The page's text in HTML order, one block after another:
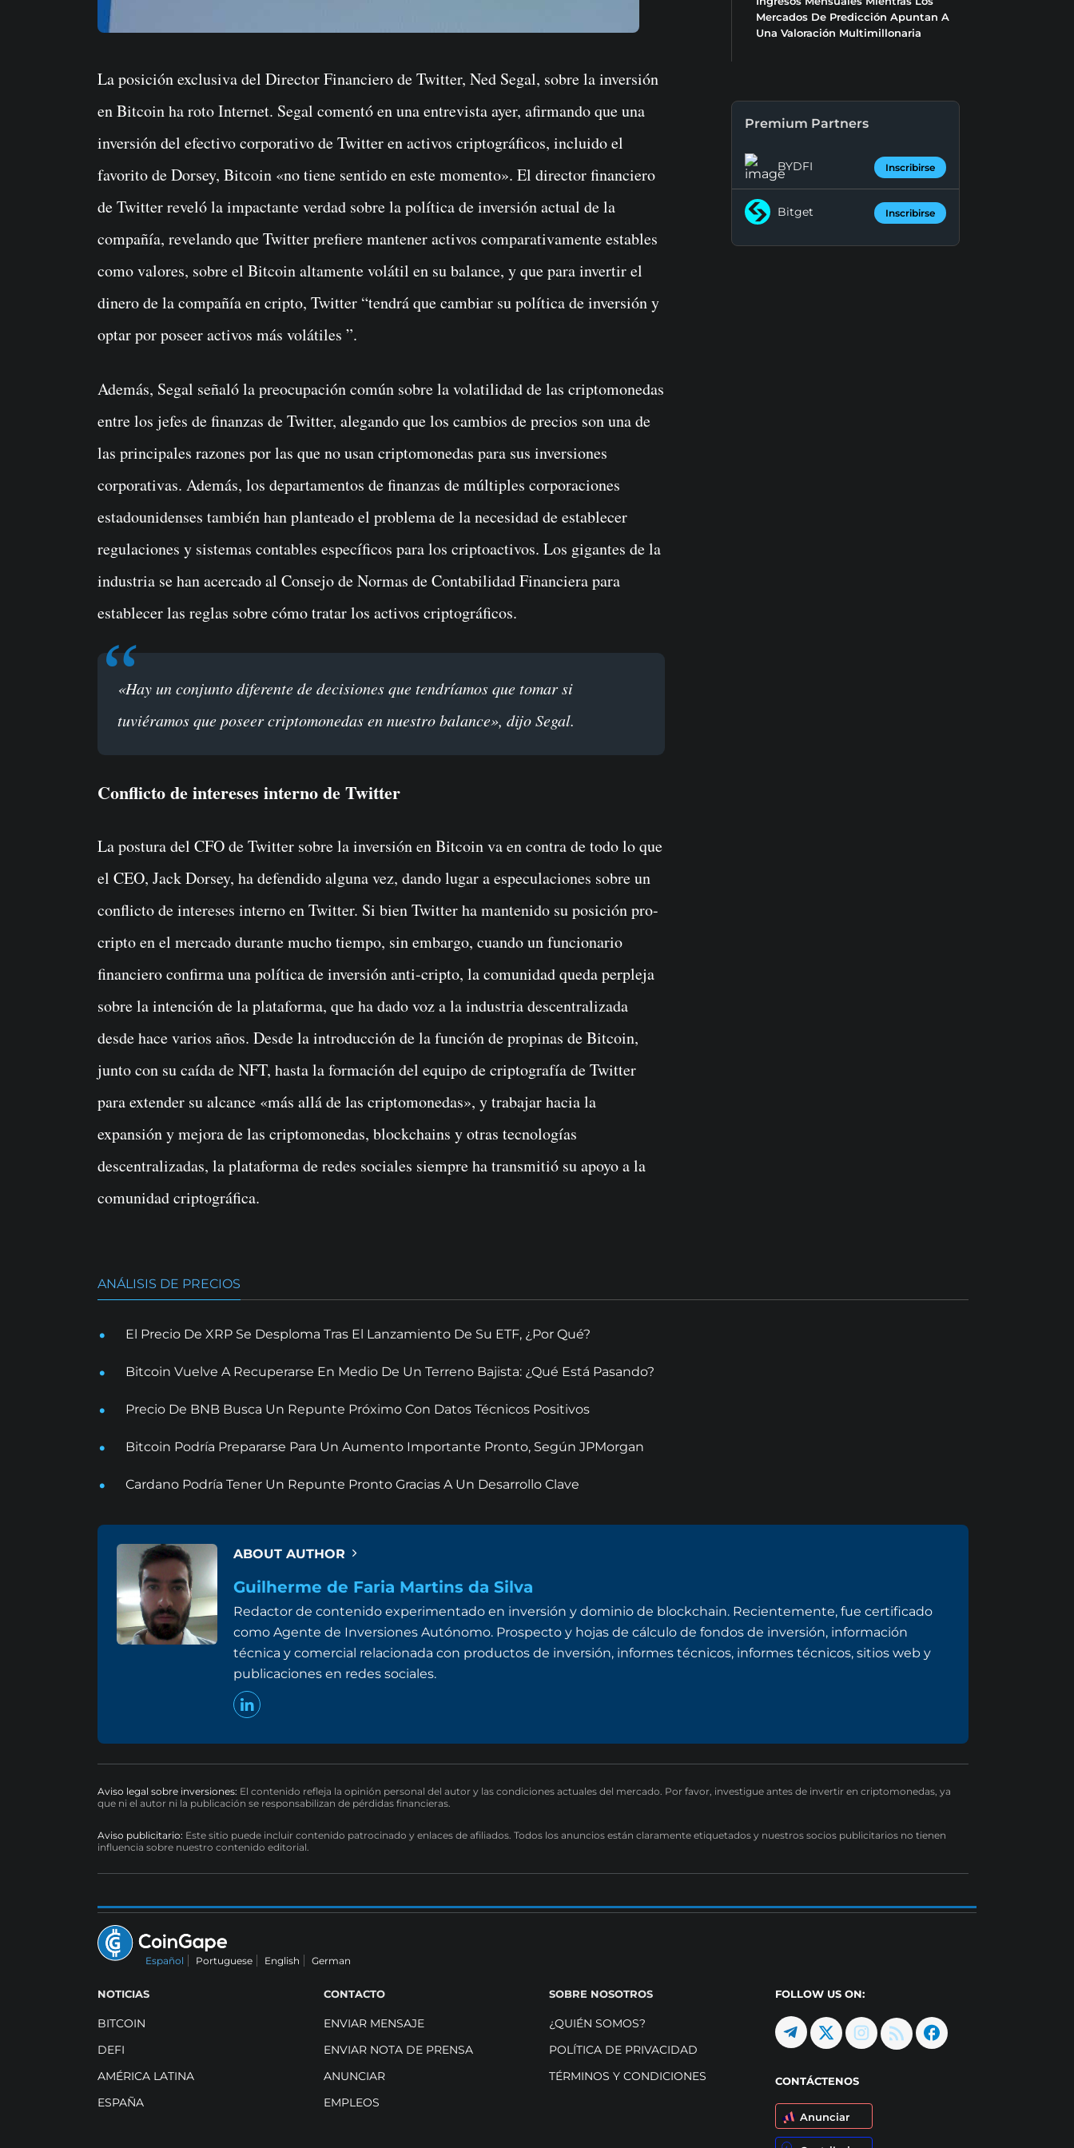
La posición exclusiva del Director Financiero de Twitter, Ned Segal, sobre la inversión
en Bitcoin ha roto Internet. Segal comentó en una entrevista ayer, afirmando que una
inversión del efectivo corporativo de Twitter en activos criptográficos, incluido el
favorito de Dorsey, Bitcoin «no tiene sentido en este momento». El director financiero
de Twitter reveló la impactante verdad sobre la política de inversión actual de la
compañía, revelando que Twitter prefiere mantener activos comparativamente estables
como valores, sobre el Bitcoin altamente volátil en su balance, y que para invertir el
dinero de la compañía en cripto, Twitter “tendrá que cambiar su política de inversión y
optar por poseer activos más volátiles ”.
Además, Segal señaló la preocupación común sobre la volatilidad de las criptomonedas
entre los jefes de finanzas de Twitter, alegando que los cambios de precios son una de
las principales razones por las que no usan criptomonedas para sus inversiones
corporativas. Además, los departamentos de finanzas de múltiples corporaciones
estadounidenses también han planteado el problema de la necesidad de establecer
regulaciones y sistemas contables específicos para los criptoactivos. Los gigantes de la
industria se han acercado al Consejo de Normas de Contabilidad Financiera para
establecer las reglas sobre cómo tratar los activos criptográficos.
«Hay un conjunto diferente de decisiones que tendríamos que tomar si
tuviéramos que poseer criptomonedas en nuestro balance», dijo Segal.
Conflicto de intereses interno de Twitter
La postura del CFO de Twitter sobre la inversión en Bitcoin va en contra de todo lo que
el CEO, Jack Dorsey, ha defendido alguna vez, dando lugar a especulaciones sobre un
conflicto de intereses interno en Twitter. Si bien Twitter ha mantenido su posición pro-
cripto en el mercado durante mucho tiempo, sin embargo, cuando un funcionario
financiero confirma una política de inversión anti-cripto, la comunidad queda perpleja
sobre la intención de la plataforma, que ha dado voz a la industria descentralizada
desde hace varios años. Desde la introducción de la función de propinas de Bitcoin,
junto con su caída de NFT, hasta la formación del equipo de criptografía de Twitter
para extender su alcance «más allá de las criptomonedas», y trabajar hacia la
expansión y mejora de las criptomonedas, blockchains y otras tecnologías
descentralizadas, la plataforma de redes sociales siempre ha transmitió su apoyo a la
comunidad criptográfica.
Mercados De Predicción Apuntan A
Una Valoración Multimillonaria
Premium Partners
BYDFI Inscribirse
Bitget Inscribirse
ANÁLISIS DE PRECIOS
El Precio De XRP Se Desploma Tras El Lanzamiento De Su ETF, ¿Por Qué?
Bitcoin Vuelve A Recuperarse En Medio De Un Terreno Bajista: ¿Qué Está Pasando?
Precio De BNB Busca Un Repunte Próximo Con Datos Técnicos Positivos
Bitcoin Podría Prepararse Para Un Aumento Importante Pronto, Según JPMorgan
Cardano Podría Tener Un Repunte Pronto Gracias A Un Desarrollo Clave
ABOUT AUTHOR
Guilherme de Faria Martins da Silva
Redactor de contenido experimentado en inversión y dominio de blockchain. Recientemente, fue certificado
como Agente de Inversiones Autónomo. Prospecto y hojas de cálculo de fondos de inversión, información
técnica y comercial relacionada con productos de inversión, informes técnicos, informes técnicos, sitios web y
publicaciones en redes sociales.
Aviso legal sobre inversiones: El contenido refleja la opinión personal del autor y las condiciones actuales del mercado. Por favor, investigue antes de invertir en criptomonedas, ya
que ni el autor ni la publicación se responsabilizan de pérdidas financieras.
Aviso publicitario: Este sitio puede incluir contenido patrocinado y enlaces de afiliados. Todos los anuncios están claramente etiquetados y nuestros socios publicitarios no tienen
influencia sobre nuestro contenido editorial.
Español Portuguese English German
NOTICIAS
BITCOIN
DEFI
AMÉRICA LATINA
ESPAÑA
CONTACTO
ENVIAR MENSAJE
ENVIAR NOTA DE PRENSA
ANUNCIAR
EMPLEOS
SOBRE NOSOTROS
¿QUIÉN SOMOS?
POLÍTICA DE PRIVACIDAD
TÉRMINOS Y CONDICIONES
FOLLOW US ON:
CONTÁCTENOS
Anunciar